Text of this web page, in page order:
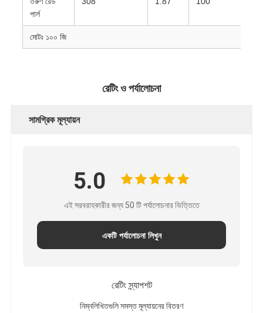
পার্ল
মোটঃ ১০০ জি
রেটিং ও পর্যালোচনা
সামগ্রিক মূল্যায়ন
5.0
এই সরবরাহকারীর জন্য 50 টি পর্যালোচনার ভিত্তিতে
একটি পর্যালোচনা লিখুন
রেটিং স্ন্যাপশট
নিম্নলিখিতগুলি সমস্ত মূল্যায়নের বিতরণ